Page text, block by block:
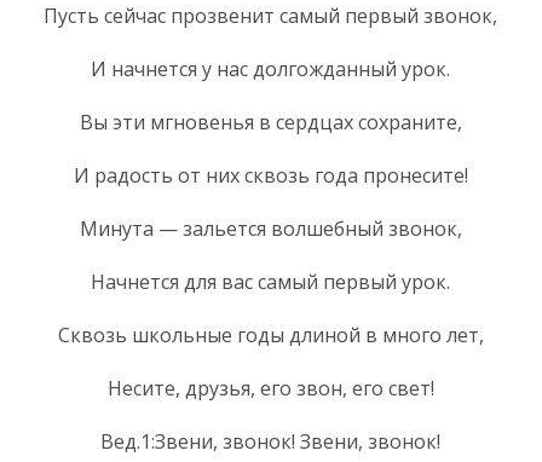
Пусть сейчас прозвенит самый первый звонок,
И начнется у нас долгожданный урок.
Вы эти мгновенья в сердцах сохраните,
И радость от них сквозь года пронесите!
Минута — зальется волшебный звонок,
Начнется для вас самый первый урок.
Сквозь школьные годы длиной в много лет,
Несите, друзья, его звон, его свет!
Вед.1:Звени, звонок! Звени, звонок!